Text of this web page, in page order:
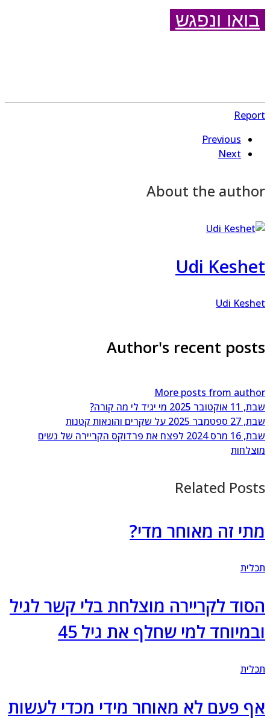
בואו ונפגש
Previous
Next
About the
Udi
Udi
Author's recent
More posts from
אוקטובר 2025
מי יגיד לי מה קורה?
ספטמבר 2025
על שקרים והונאות קטנות
מרס 2024
לפצח את פרדוקס הקריירה של נשים
Related
זה מאוחר מדי?
לקריירה מוצלחת בלי קשר לגיל
למי שחלף את גיל 45
פעם לא מאוחר מידי מכדי לעשות